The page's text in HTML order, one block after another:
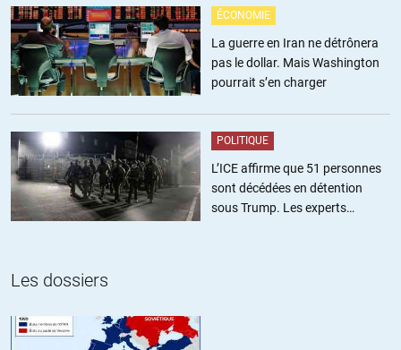
ÉCONOMIE
La guerre en Iran ne détrônera
pas le dollar. Mais Washington
pourrait s’en charger
POLITIQUE
L’ICE affirme que 51 personnes
sont décédées en détention
sous Trump. Les experts
Les dossiers